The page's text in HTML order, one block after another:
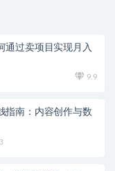
通过卖项目实现月入
9.9
指南：内容创作与数